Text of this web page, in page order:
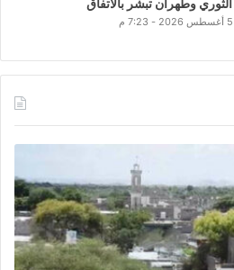
وطهران تبشر بالاتفاق